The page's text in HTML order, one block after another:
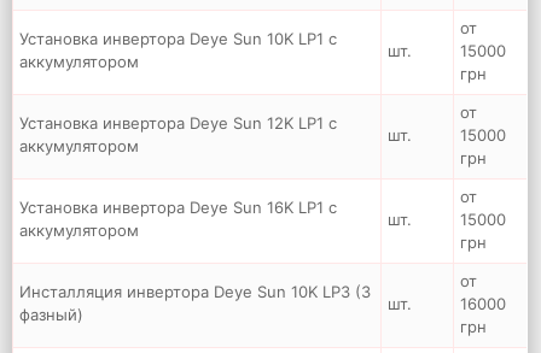
Установка инвертора Deye Sun 10K LP1 с
аккумулятором
шт.
от
15000
грн
Установка инвертора Deye Sun 12K LP1 с
аккумулятором
шт.
от
15000
грн
Установка инвертора Deye Sun 16K LP1 с
аккумулятором
шт.
от
15000
грн
Инсталляция инвертора Deye Sun 10K LP3 (3
фазный)
шт.
от
16000
грн